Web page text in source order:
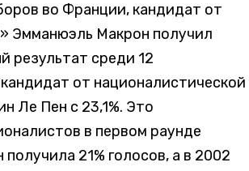
во Франции, кандидат от
Эмманюэль Макрон получил
результат среди 12
от националистической
Ле Пен с 23,1%. Это
в первом раунде
21% голосов, а в 2002